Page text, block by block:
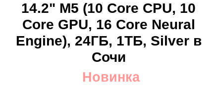
14.2" M5 (10 Core CPU, 10
Core GPU, 16 Core Neural
Engine), 24ГБ, 1ТБ, Silver в
Сочи
Новинка